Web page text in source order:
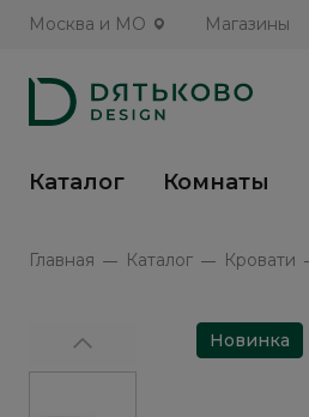
Москва и МО Магазины
Каталог Комнаты
Главная Каталог Кровати
Новинка